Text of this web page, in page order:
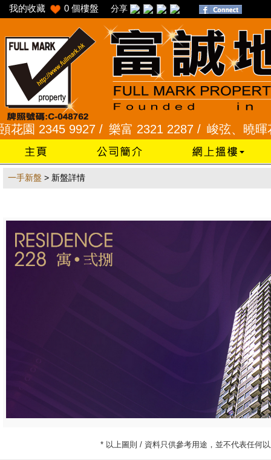
我的收藏 0 個樓盤 分享
2345 9927 / 樂富 2321 2287 / 峻弦、曉暉花
一手新盤 > 新盤詳情
* 以上圖則 / 資料只供參考用途，並不代表任何